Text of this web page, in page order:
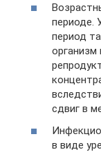
периоде.
период
организм
сдвиг в
в виде